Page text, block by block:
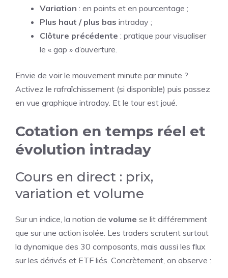
Variation : en points et en pourcentage ;
Plus haut / plus bas intraday ;
Clôture précédente : pratique pour visualiser
le « gap » d’ouverture.
Envie de voir le mouvement minute par minute ?
Activez le rafraîchissement (si disponible) puis passez
en vue graphique intraday. Et le tour est joué.
Cotation en temps réel et
évolution intraday
Cours en direct : prix,
variation et volume
Sur un indice, la notion de volume se lit différemment
que sur une action isolée. Les traders scrutent surtout
la dynamique des 30 composants, mais aussi les flux
sur les dérivés et ETF liés. Concrètement, on observe :